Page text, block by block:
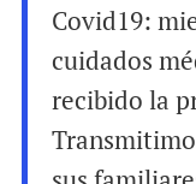
Covid19:
cuidados
recibido la